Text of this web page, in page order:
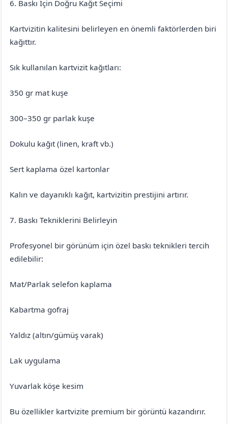
6. Baskı İçin Doğru Kağıt Seçimi
Kartvizitin kalitesini belirleyen en önemli faktörlerden biri
kağıttır.
Sık kullanılan kartvizit kağıtları:
350 gr mat kuşe
300–350 gr parlak kuşe
Dokulu kağıt (linen, kraft vb.)
Sert kaplama özel kartonlar
Kalın ve dayanıklı kağıt, kartvizitin prestijini artırır.
7. Baskı Tekniklerini Belirleyin
Profesyonel bir görünüm için özel baskı teknikleri tercih
edilebilir:
Mat/Parlak selefon kaplama
Kabartma gofraj
Yaldız (altın/gümüş varak)
Lak uygulama
Yuvarlak köşe kesim
Bu özellikler kartvizite premium bir görüntü kazandırır.